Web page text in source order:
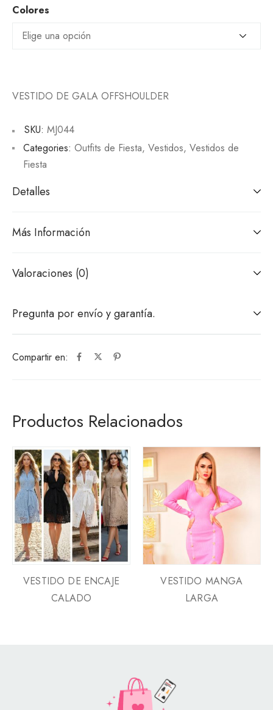
Colores
VESTIDO DE GALA OFFSHOULDER
Compartir en:
SKU: MJ044
Categories: Outfits de Fiesta, Vestidos, Vestidos de
Fiesta
Detalles
Más Información
Valoraciones (0)
Pregunta por envío y garantía.
Productos Relacionados
VESTIDO DE ENCAJE
CALADO
VESTIDO MANGA
LARGA